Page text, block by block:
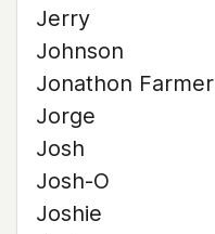
Jerry
Johnson
Jonathon Farmer
Jorge
Josh
Josh-O
Joshie